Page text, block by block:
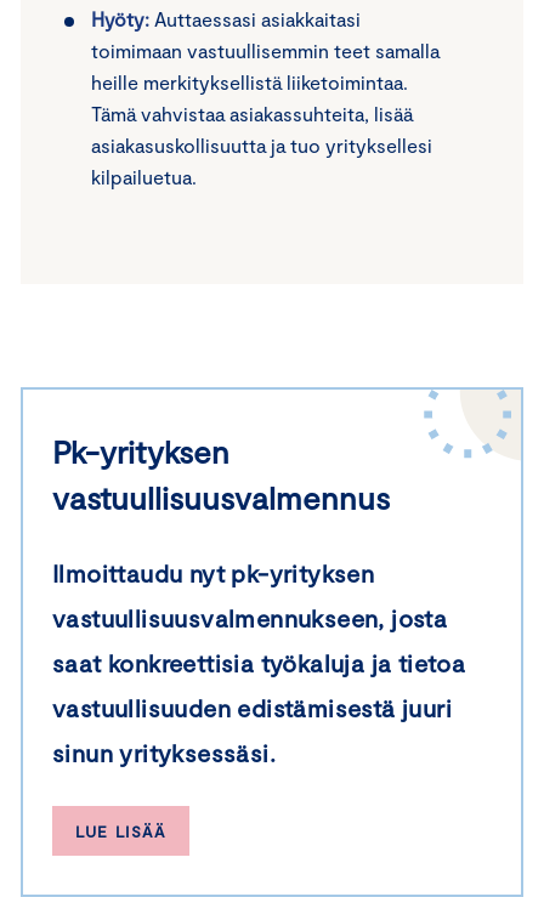
Hyöty: Auttaessasi asiakkaitasi
toimimaan vastuullisemmin teet samalla
heille merkityksellistä liiketoimintaa.
Tämä vahvistaa asiakassuhteita, lisää
asiakasuskollisuutta ja tuo yrityksellesi
kilpailuetua.
Pk-yrityksen
vastuullisuusvalmennus
Ilmoittaudu nyt pk-yrityksen
vastuullisuusvalmennukseen, josta
saat konkreettisia työkaluja ja tietoa
vastuullisuuden edistämisestä juuri
sinun yrityksessäsi.
LUE LISÄÄ